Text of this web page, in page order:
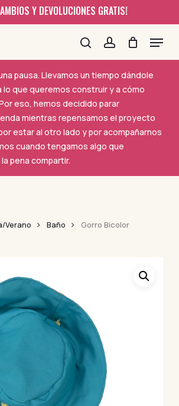
Y DEVOLUCIONES GRATIS!
searchaccount
Menu
pausa. Llevamos un tiempo dándole
lo que queremos construir y a cómo
eso, hemos decidido parar
mientras repensamos el proyecto
estar al otro lado y por acompañarnos
cuando tengamos algo que
pena compartir.
Verano Baño
Gorro Bicolor